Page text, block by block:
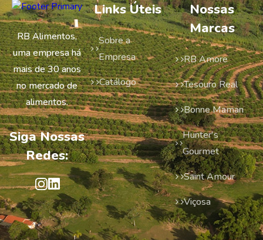
RB Alimentos,
uma empresa há
mais de 30 anos
no mercado de
alimentos.
Siga Nossas
Redes:
Links Úteis
Sobre a
Empresa
Catálogo
Nossas
Marcas
RB Amore
Tesouro Real
Bonne Maman
Hunter's
Gourmet
Saint Amour
Viçosa